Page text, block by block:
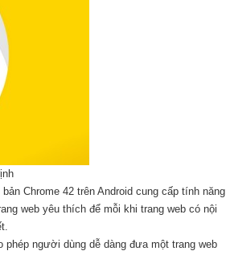
Chrome 42 trên Android cung cấp tính năng
web yêu thích để mỗi khi trang web có nội
phép người dùng dễ dàng đưa một trang web